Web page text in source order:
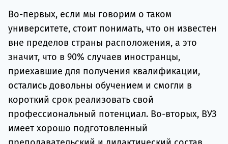
Во-первых, если мы говорим о таком
университете, стоит понимать, что он известен
вне пределов страны расположения, а это
значит, что в 90% случаев иностранцы,
приехавшие для получения квалификации,
остались довольны обучением и смогли в
короткий срок реализовать свой
профессиональный потенциал. Во-вторых, ВУЗ
имеет хорошо подготовленный